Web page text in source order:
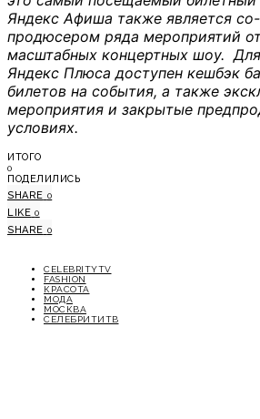
Яндекс Афиша также является
продюсером ряда мероприятий
масштабных концертных шоу.
Яндекс Плюса доступен кешбэк
билетов на события, а также
мероприятия и закрытые
условиях.
ИТОГО
0
ПОДЕЛИЛИСЬ
SHARE 0
LIKE 0
SHARE 0
CELEBRITYTV
FASHION
КРАСОТА
МОДА
МОСКВА
СЕЛЕБРИТИТВ